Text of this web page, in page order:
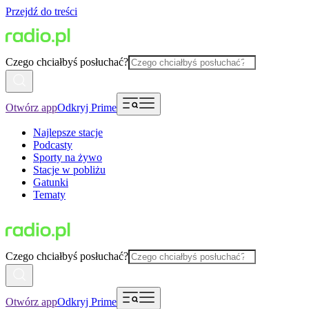
Przejdź do treści
Czego chciałbyś posłuchać?
Otwórz appOdkryj Prime
Najlepsze stacje
Podcasty
Sporty na żywo
Stacje w pobliżu
Gatunki
Tematy
Czego chciałbyś posłuchać?
Otwórz appOdkryj Prime